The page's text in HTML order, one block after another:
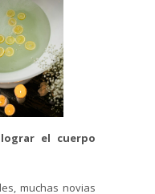
el cuerpo
muchas novias